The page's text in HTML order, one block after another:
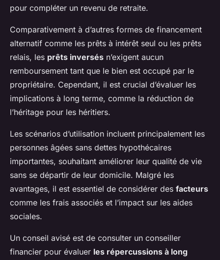
pour compléter un revenu de retraite.
Comparativement à d’autres formes de financement
alternatif comme les prêts à intérêt seul ou les prêts
relais, les prêts inversés n’exigent aucun
remboursement tant que le bien est occupé par le
propriétaire. Cependant, il est crucial d’évaluer les
implications à long terme, comme la réduction de
l’héritage pour les héritiers.
Les scénarios d’utilisation incluent principalement les
personnes âgées sans dettes hypothécaires
importantes, souhaitant améliorer leur qualité de vie
sans se départir de leur domicile. Malgré les
avantages, il est essentiel de considérer des facteurs
comme les frais associés et l’impact sur les aides
sociales.
Un conseil avisé est de consulter un conseiller
financier pour évaluer les répercussions à long